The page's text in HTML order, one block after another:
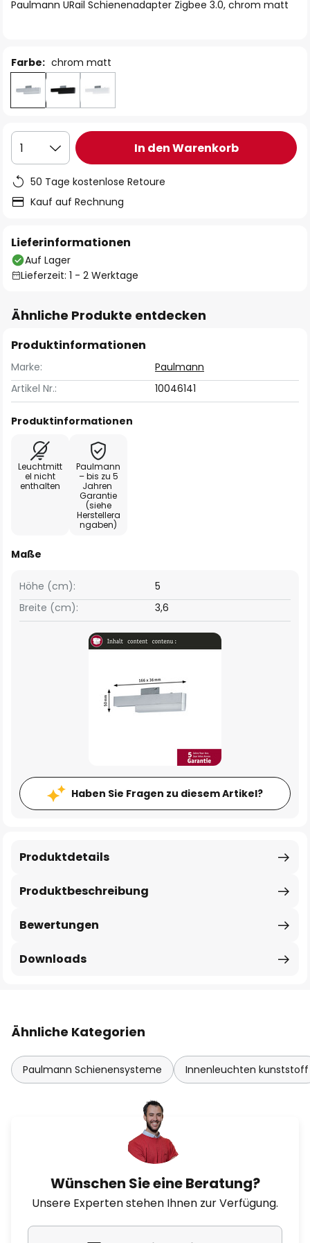
Paulmann URail Schienenadapter Zigbee 3.0, chrom matt
Farbe: chrom matt
1 In den Warenkorb
50 Tage kostenlose Retoure
Kauf auf Rechnung
Lieferinformationen
Auf Lager
Lieferzeit: 1 - 2 Werktage
Ähnliche Produkte entdecken
Produktinformationen
Marke:
Paulmann
Artikel Nr.:
10046141
Produktinformationen
Leuchtmitt
el nicht
enthalten
Paulmann
– bis zu 5
Jahren
Garantie
(siehe
Herstellera
ngaben)
Maße
Breite (cm): 3,6
Höhe (cm): 5
Haben Sie Fragen zu diesem Artikel?
Produktbeschreibung
Produktdetails
Bewertungen
Downloads
Ähnliche Kategorien
Paulmann Schienensysteme Innenleuchten kunststoff
Wünschen Sie eine Beratung?
Unsere Experten stehen Ihnen zur Verfügung.